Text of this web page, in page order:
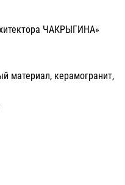
ЧАКРЫГИНА»
материал, керамогранит,